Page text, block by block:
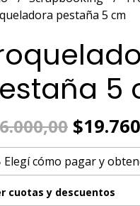
pestaña 5 cm
5
Elegí cómo pagar y
cuotas y descuentos